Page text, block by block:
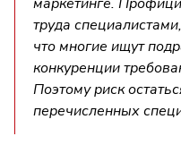
труда
что многие ищут
конкуренции
Поэтому риск
перечисленных